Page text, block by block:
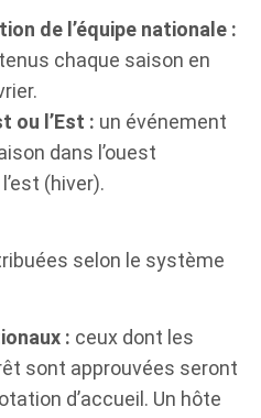
de l’équipe nationale :
chaque saison en
ou l’Est : un événement
dans l’ouest
(hiver).
selon le système
: ceux dont les
sont approuvées seront
d’accueil. Un hôte